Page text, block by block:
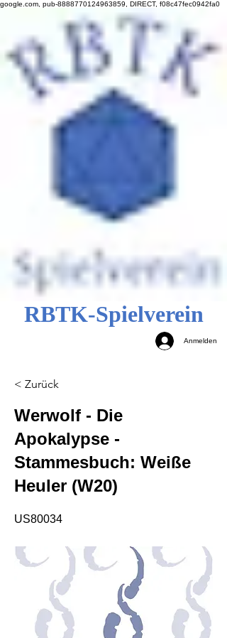
google.com, pub-8888770124963859, DIRECT, f08c47fec0942fa0
RBTK-Spielverein
Anmelden
< Zurück
Werwolf - Die
Apokalypse -
Stammesbuch: Weiße
Heuler (W20)
US80034